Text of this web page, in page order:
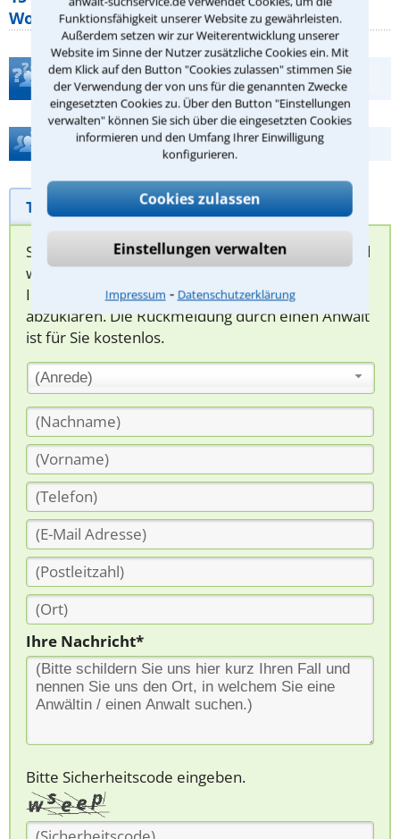
Funktionsfähigkeit unserer Website zu gewährleisten.
Außerdem setzen wir zur Weiterentwicklung unserer
Website im Sinne der Nutzer zusätzliche Cookies ein. Mit
dem Klick auf den Button "Cookies zulassen" stimmen Sie
der Verwendung der von uns für die genannten Zwecke
eingesetzten Cookies zu. Über den Button "Einstellungen
verwalten" können Sie sich über die eingesetzten Cookies
informieren und den Umfang Ihrer Einwilligung
konfigurieren.
Cookies zulassen
Einstellungen verwalten
Impressum ⁃ Datenschutzerklärung
Wohnungseigentümer kennen sollte
Teste Dein Rechtswissen
Hilfe bei Ihrer Anwaltsuche?
Telefonhilfe Beratungsanfrage
Sie können hier Ihren Fall schildern. Anschließend
werden sich spezialisierte Rechtsanwälte bei
Ihnen melden, um das weitere Vorgehen
abzuklären. Die Rückmeldung durch einen Anwalt
ist für Sie kostenlos.
(Anrede)
Ihre Nachricht*
Bitte Sicherheitscode eingeben.